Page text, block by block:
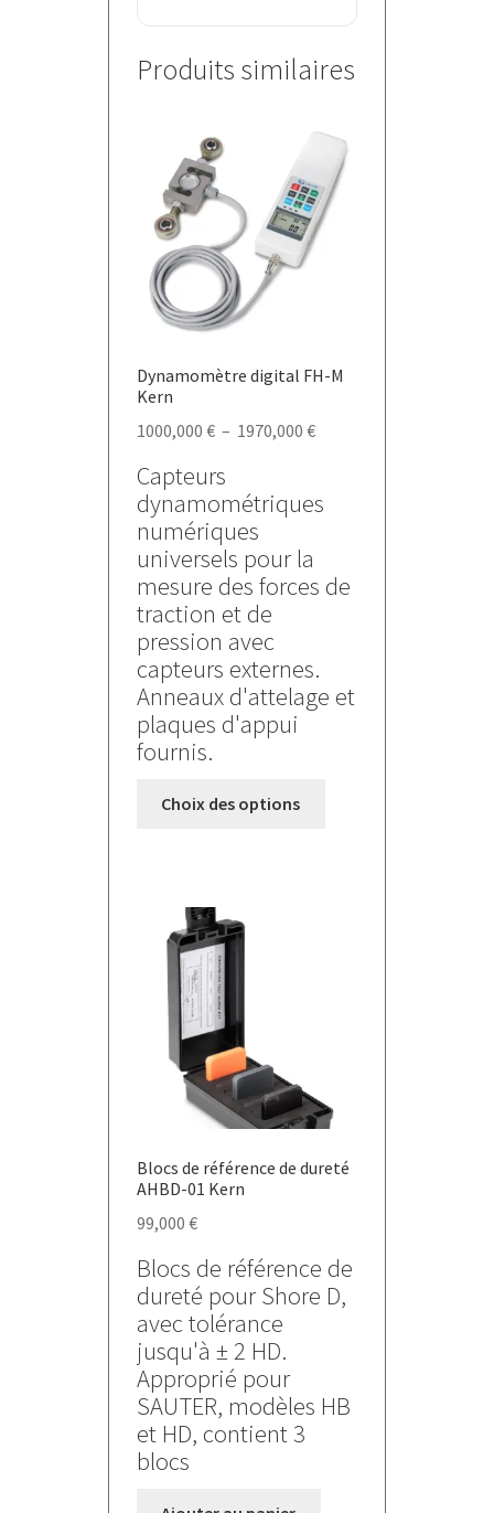
Produits similaires
Dynamomètre digital FH-M
Kern
1000,000 € – 1970,000 €Plage
1000,000 €
Capteurs
dynamométriques
numériques
universels pour la
mesure des forces de
traction et de
pression avec
capteurs externes.
Anneaux d'attelage et
plaques d'appui
fournis.
Choix des options
page
produit
Blocs de référence de dureté
AHBD-01 Kern
99,000 €
Blocs de référence de
dureté pour Shore D,
avec tolérance
jusqu'à ± 2 HD.
Approprié pour
SAUTER, modèles HB
et HD, contient 3
blocs